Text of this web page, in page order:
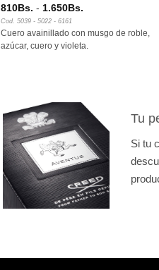
810Bs. - 1.650Bs.
desde
810Bs.
Cod. 5039 - 5022 - 6161
Cuero avainillado con musgo de roble,
azúcar, cuero y violeta.
Tu
Si tu